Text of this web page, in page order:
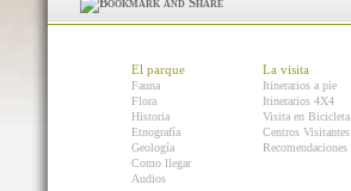
El parque
Fauna
Flora
Historia
Etnografía
Geología
Como llegar
Audios
La visita
Itinerarios a pie
Itinerarios 4X4
Visita en Bicicleta
Centros Visitantes
Recomendaciones